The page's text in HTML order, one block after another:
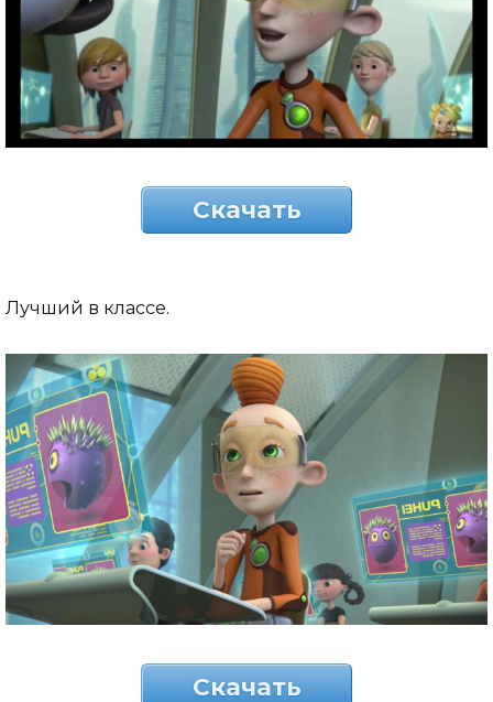
Скачать
Лучший в классе.
Скачать